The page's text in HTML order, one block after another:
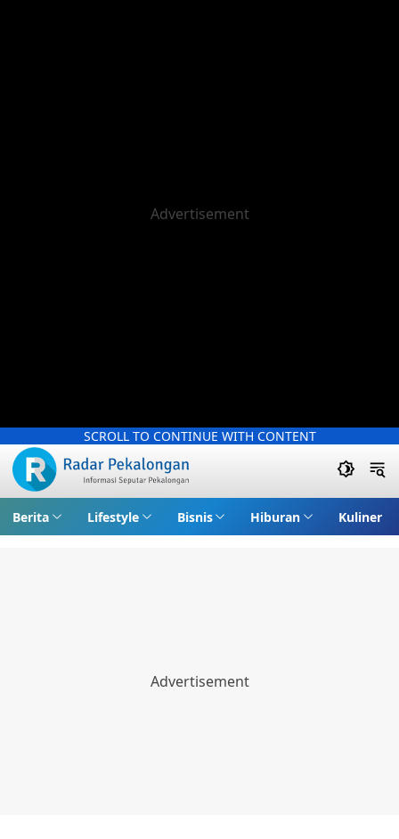
SCROLL TO CONTINUE WITH CONTENT
Berita Lifestyle Bisnis Hiburan Kuliner